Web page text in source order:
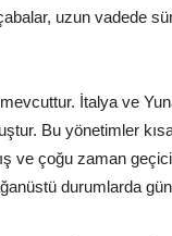
uzun vadede
İtalya ve
Bu yönetimler
ve çoğu zaman
durumlarda